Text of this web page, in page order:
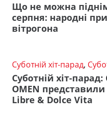
Що не можна
серпня: народні
вітрогона
Суботній хіт-парад,
Суботній хіт-парад:
OMEN
Libre & Dolce Vita